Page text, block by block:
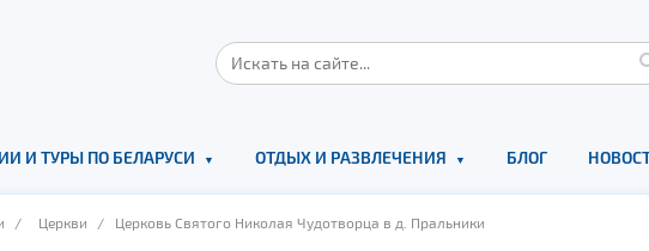
И ТУРЫ ПО БЕЛАРУСИ ОТДЫХ И РАЗВЛЕЧЕНИЯ БЛОГ
/ Церкви / Церковь Святого Николая Чудотворца в д. Пральники